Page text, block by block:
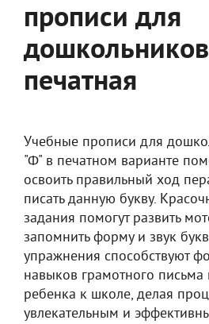
прописи для
печатная
Учебные прописи для
"Ф" в печатном варианте
освоить правильный ход
писать данную букву.
задания помогут развить
запомнить форму и звук
упражнения способствуют
навыков грамотного письма
ребенка к школе, делая
увлекательным и